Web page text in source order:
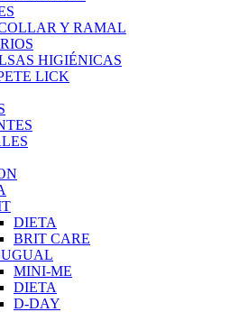
Y RAMAL
HIGIÉNICAS
LICK
DIETA
BRIT CARE
MINI-ME
DIETA
D-DAY